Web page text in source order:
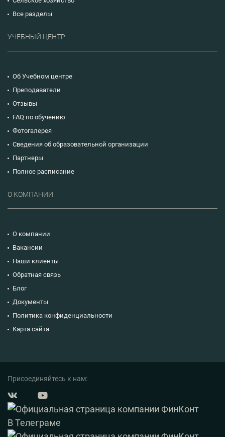
Все разделы
УЧЕБНЫЙ ЦЕНТР
Об Учебном центре
Преподаватели
Отзывы
FAQ по обучению
Фотогалерея
Сведения об образовательной организации
Партнеры
Полное расписание
О КОМПАНИИ
О компании
Вакансии
Наши клиенты
Обратная связь
Блог
Документы
Политика конфиденциальности
Карта сайта
Присоединяйтесь к нам: